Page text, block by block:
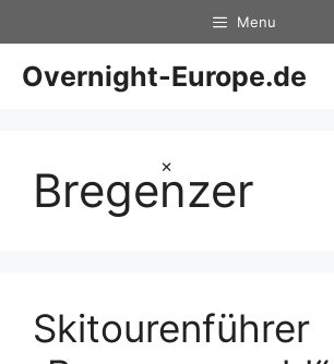
×
Inhalt
springen
Menu
Overnight-Europe.de
Bregenzer
Skitourenführer